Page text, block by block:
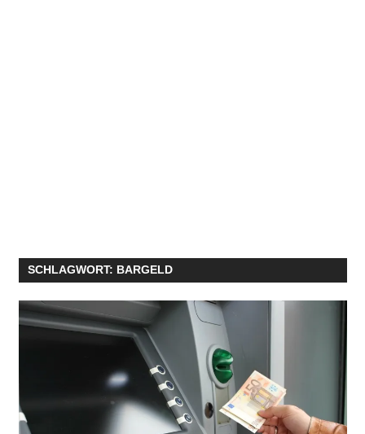
SCHLAGWORT: BARGELD